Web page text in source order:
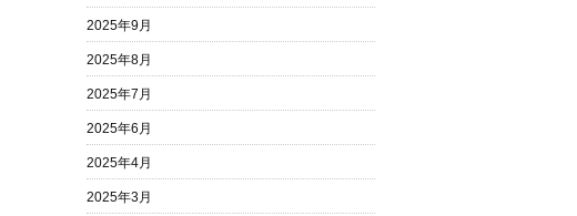
2025年9月
2025年8月
2025年7月
2025年6月
2025年4月
2025年3月